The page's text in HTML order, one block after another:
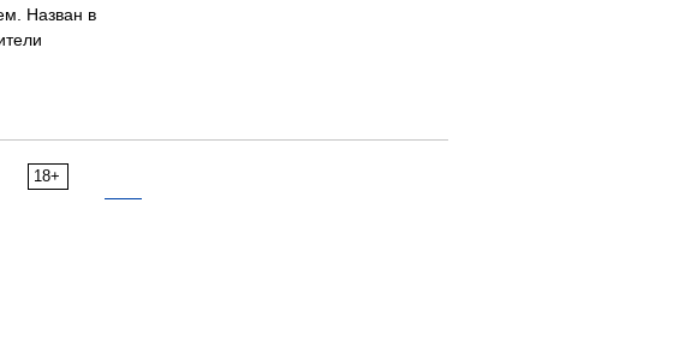
Назван в
18+